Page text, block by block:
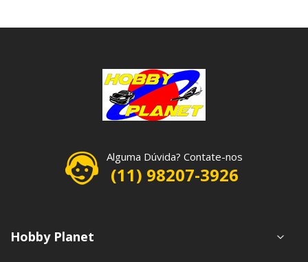
Hobby Planet
Alguma Dúvida? Contate-nos
(11) 98207-3926